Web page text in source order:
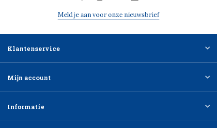
Meld je aan voor onze nieuwsbrief
Klantenservice
Mijn account
Informatie